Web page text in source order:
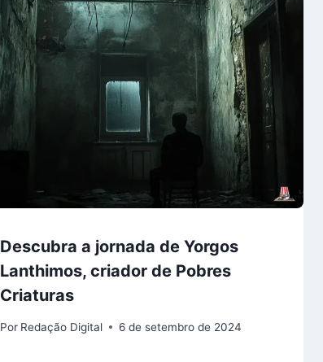
Descubra a jornada de Yorgos
Lanthimos, criador de Pobres
Criaturas
Por Redação Digital 6 de setembro de 2024